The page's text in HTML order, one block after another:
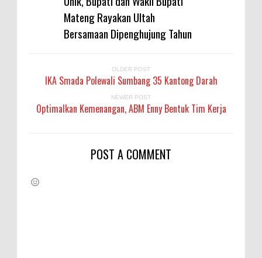
Mateng Rayakan Ultah
Bersamaan Dipenghujung Tahun
OLDER POST
IKA Smada Polewali Sumbang 35 Kantong Darah
NEWER POST
Optimalkan Kemenangan, ABM Enny Bentuk Tim Kerja
POST A COMMENT